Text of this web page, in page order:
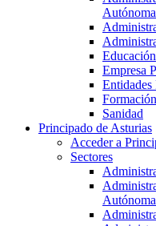
Educación
Empresa
Entidades
Formación
Sanidad
Principado de Asturias
Acceder a
Sectores